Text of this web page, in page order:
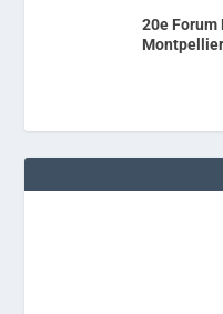
20e Forum
Montpellier